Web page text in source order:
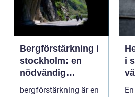
Bergförstärkning i
stockholm: en
nödvändig
byggteknik
bergförstärkning är en
i